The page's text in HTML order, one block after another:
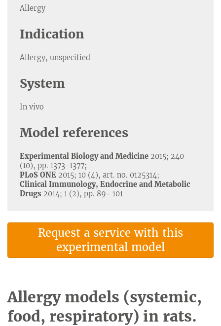
Allergy
Indication
Allergy, unspecified
System
In vivo
Model references
Experimental Biology and Medicine 2015; 240
(10), pp. 1373-1377;
PLoS ONE 2015; 10 (4), art. no. 0125314;
Clinical Immunology, Endocrine and Metabolic
Drugs 2014; 1 (2), pp. 89- 101
Request a service with this
experimental model
Allergy models (systemic,
food, respiratory) in rats.